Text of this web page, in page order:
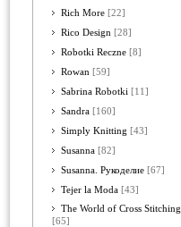
Rich More [22]
Rico Design [28]
Robotki Reczne [8]
Rowan [59]
Sabrina Robotki [11]
Sandra [160]
Simply Knitting [43]
Susanna [82]
Susanna. Рукоделие [67]
Tejer la Moda [43]
The World of Cross Stitching
[65]